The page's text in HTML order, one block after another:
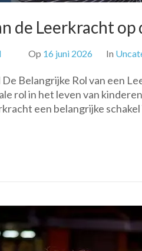
de Leerkracht op
Op 16 juni 2026 In
Belangrijke Rol van een
rol in het leven van
een belangrijke